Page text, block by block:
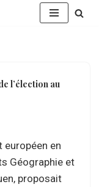
l’élection au
en
Géographie et
proposait